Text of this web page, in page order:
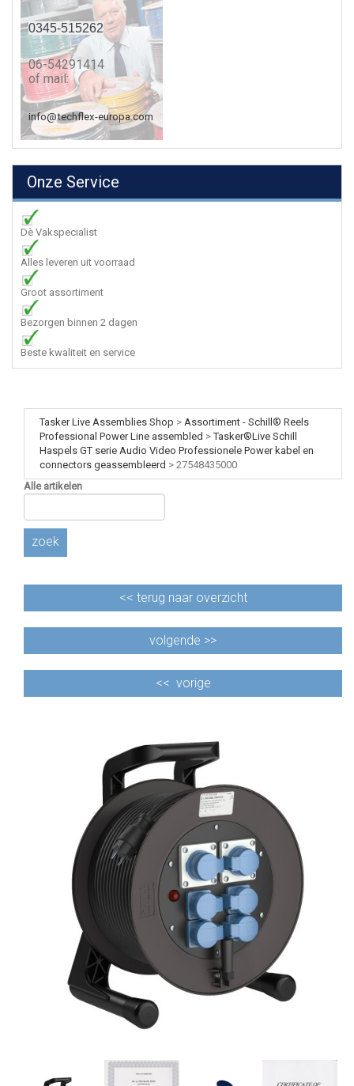
0345-515262
06-54291414
of mail:
info@techflex-europa.com
Onze Service
Dè Vakspecialist
Alles leveren uit voorraad
Groot assortiment
Bezorgen binnen 2 dagen
Beste kwaliteit en service
Tasker Live Assemblies Shop > Assortiment - Schill® Reels
Professional Power Line assembled >Tasker®Live Schill
Haspels GT serie Audio Video Professionele Power kabel en
connectors geassembleerd > 27548435000
Alle artikelen
zoek
<< terug naar overzicht
volgende >>
<< vorige